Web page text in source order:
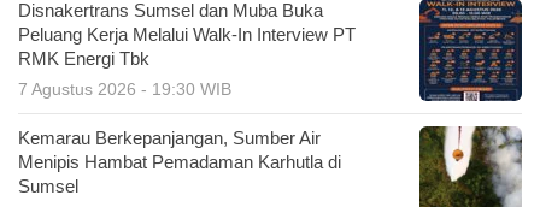
Disnakertrans Sumsel dan Muba Buka
Peluang Kerja Melalui Walk-In Interview PT
RMK Energi Tbk
7 Agustus 2026 - 19:30 WIB
Kemarau Berkepanjangan, Sumber Air
Menipis Hambat Pemadaman Karhutla di
Sumsel